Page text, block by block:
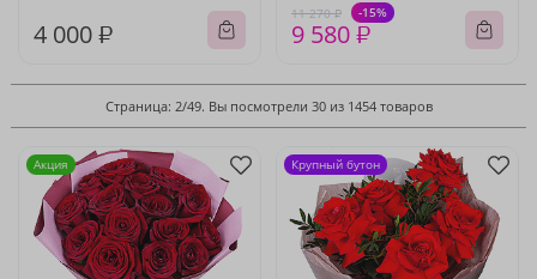
4 000 ₽
11 270 ₽ -15%
9 580 ₽
Страница: 2/49. Вы посмотрели 30 из 1454 товаров
Акция Крупный бутон